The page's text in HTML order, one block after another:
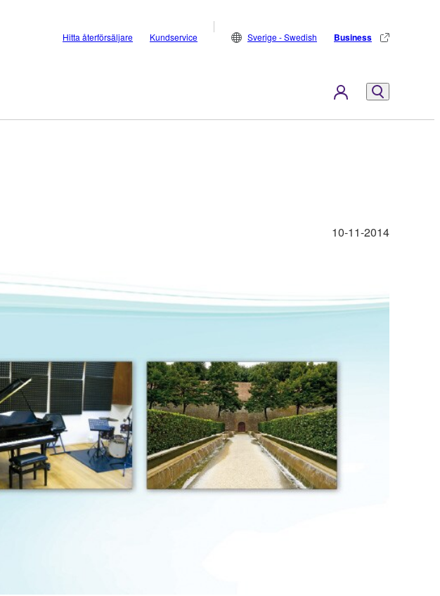
Hitta återförsäljare Kundservice Sverige - Swedish Business
10-11-2014